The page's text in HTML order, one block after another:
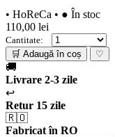
• HoReCa • ● În stoc
110,00 lei
Cantitate:
🛒 Adaugă în coș
♡
🚚
Livrare 2-3 zile
↩️
Retur 15 zile
🇷🇴
Fabricat în RO